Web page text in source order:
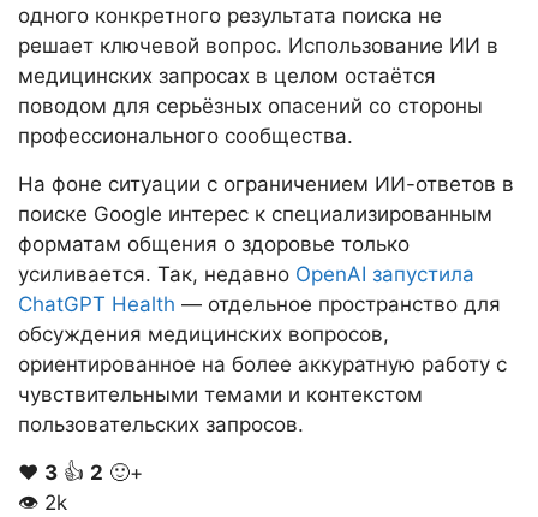
одного конкретного результата поиска не
решает ключевой вопрос. Использование ИИ в
медицинских запросах в целом остаётся
поводом для серьёзных опасений со стороны
профессионального сообщества.
На фоне ситуации с ограничением ИИ-ответов в
поиске Google интерес к специализированным
форматам общения о здоровье только
усиливается. Так, недавно OpenAI запустила
ChatGPT Health — отдельное пространство для
обсуждения медицинских вопросов,
ориентированное на более аккуратную работу с
чувствительными темами и контекстом
пользовательских запросов.
❤️ 3 👍 2 🙂+
👁 2k